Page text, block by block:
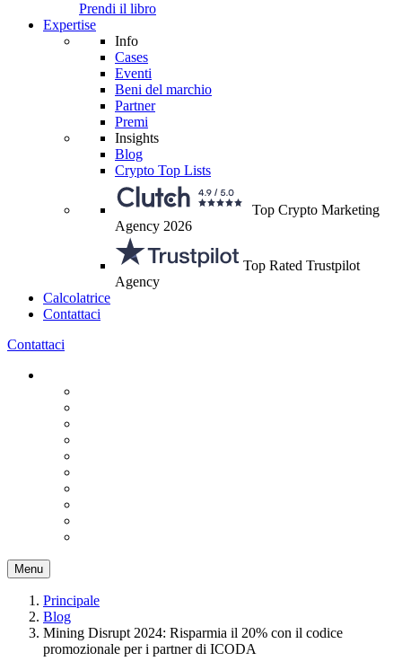
Prendi il libro
Expertise
Info
Cases
Eventi
Beni del marchio
Partner
Premi
Insights
Blog
Crypto Top Lists
Top Crypto Marketing
Agency 2026
Top Rated Trustpilot
Agency
Calcolatrice
Contattaci
Contattaci
Menu
Principale
Blog
Mining Disrupt 2024: Risparmia il 20% con il codice
promozionale per i partner di ICODA